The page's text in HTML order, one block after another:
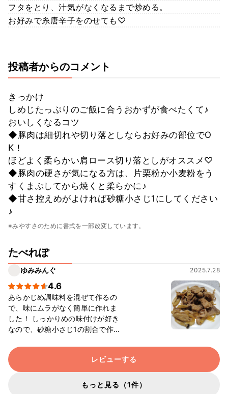
フタをとり、汁気がなくなるまで炒める。
お好みで糸唐辛子をのせても♡
投稿者からのコメント
きっかけ
しめじたっぷりのご飯に合うおかずが食べたくて♪
おいしくなるコツ
◆豚肉は細切れや切り落としならお好みの部位でO
K！
ほどよく柔らかい肩ロース切り落としがオススメ♡
◆豚肉の硬さが気になる方は、片栗粉か小麦粉をう
すくまぶしてから焼くと柔らかに♪
◆甘さ控えめがよければ砂糖小さじ1にしてください
♪
※みやすさのために書式を一部改変しています。
たべれぽ
ゆみみんぐ 2025.7.28
4.6
あらかじめ調味料を混ぜて作るの
で、味にムラがなく簡単に作れま
した！ しっかりめの味付けが好き
なので、砂糖小さじ1の割合で作り
ても美味しかったです！節約もし
たいけど、しっかりお肉も食べた
い！って時に、すごくおすすめだ
レビューする
もっと見る（1件）